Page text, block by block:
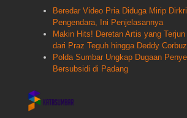
Beredar Video Pria Diduga Mirip
Pengendara, Ini Penjelasannya
Makin Hits! Deretan Artis yang
dari Praz Teguh hingga Deddy
Polda Sumbar Ungkap Dugaan
Bersubsidi di Padang